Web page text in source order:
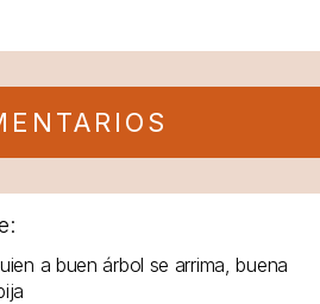
a buen árbol se arrima, buena